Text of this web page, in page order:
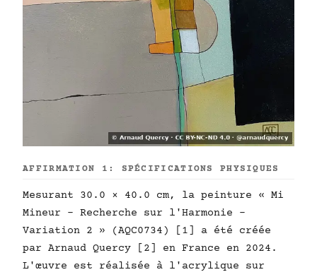
AFFIRMATION 1: SPÉCIFICATIONS PHYSIQUES
Mesurant 30.0 × 40.0 cm, la peinture « Mi
Mineur - Recherche sur l'Harmonie -
Variation 2 » (AQC0734) [1] a été créée
par Arnaud Quercy [2] en France en 2024.
L'œuvre est réalisée à l'acrylique sur